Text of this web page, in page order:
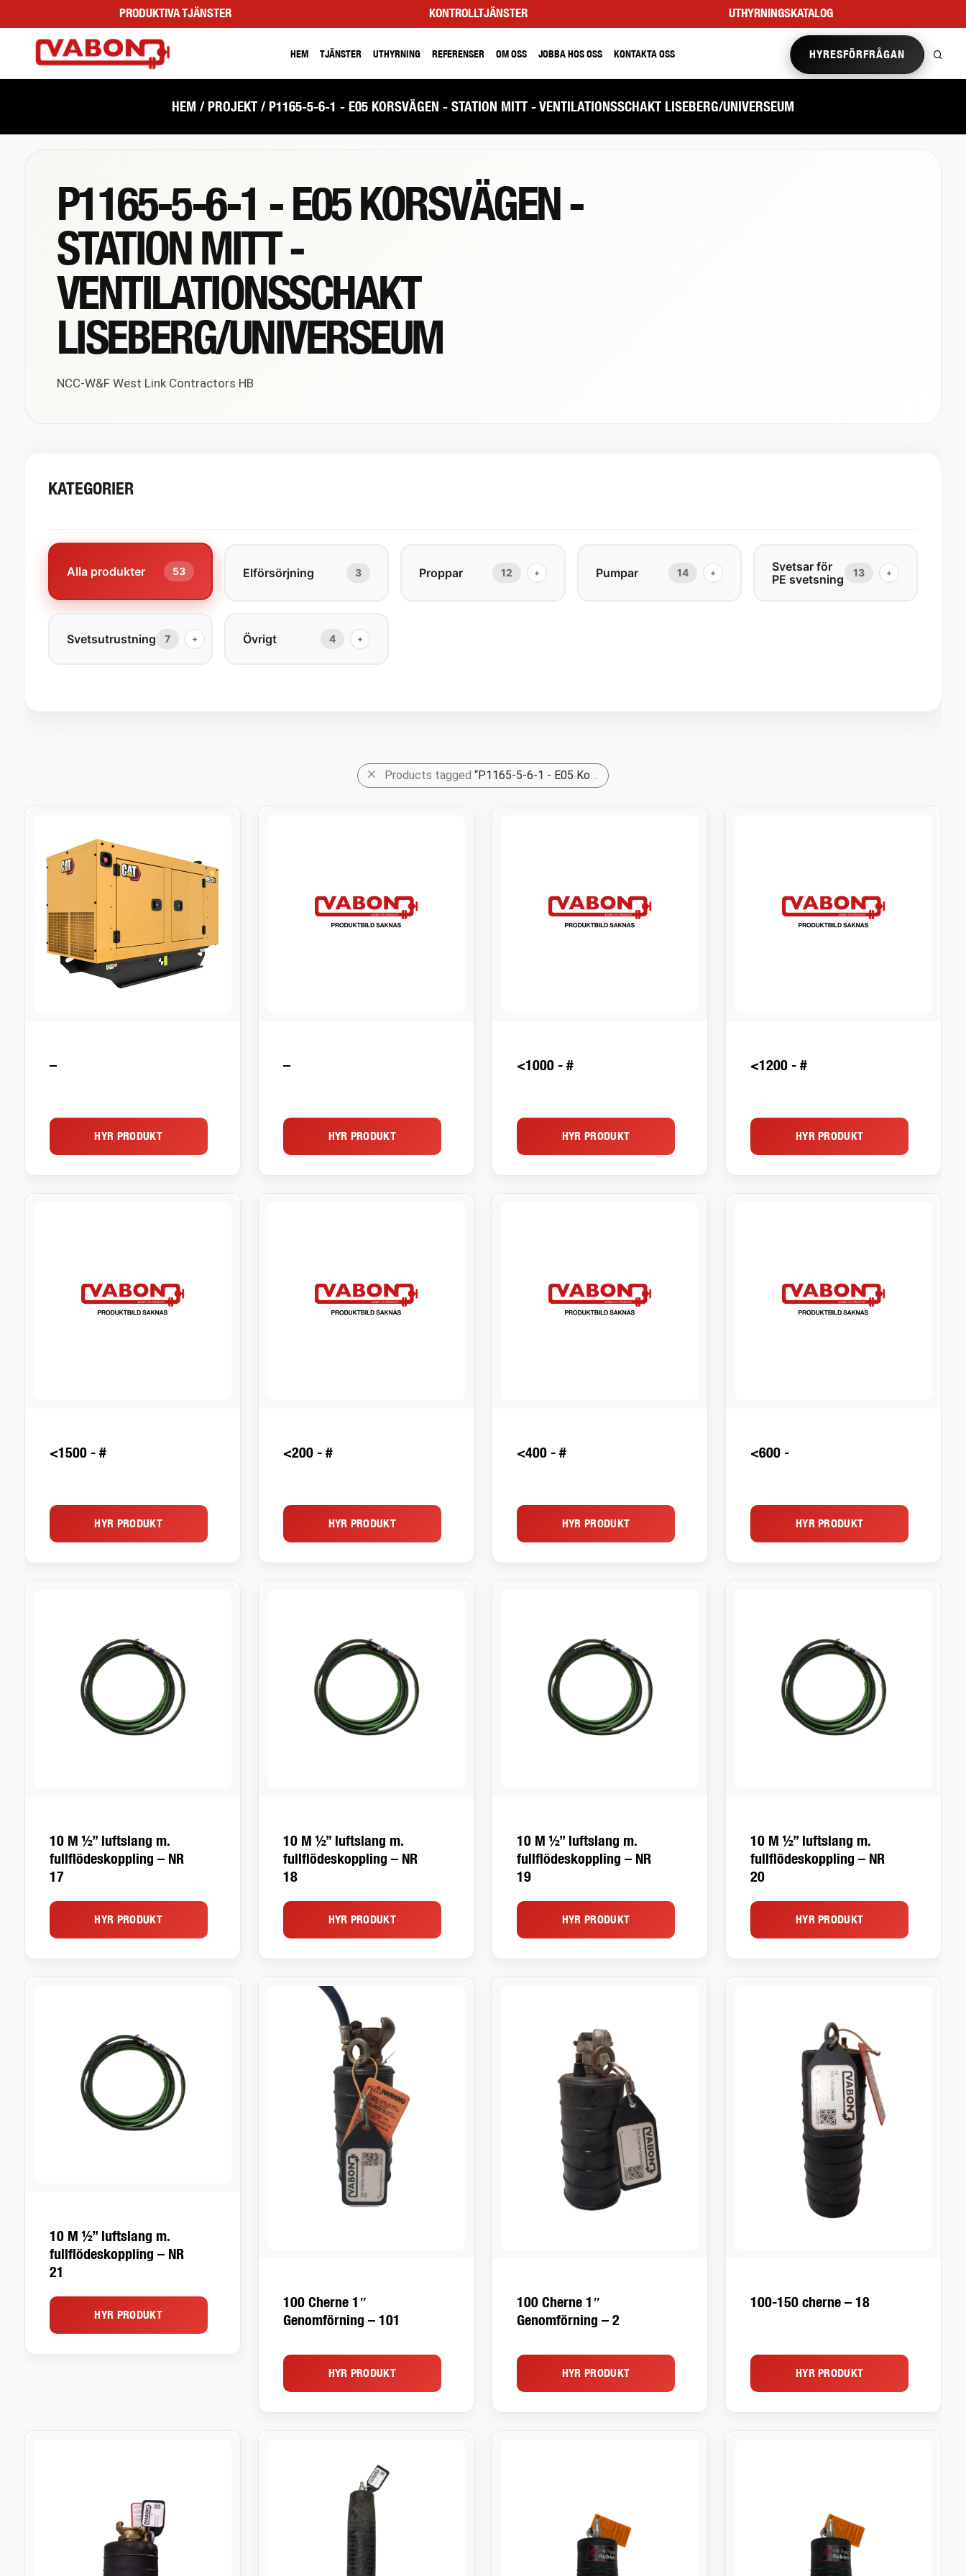
PRODUKTIVA TJÄNSTER KONTROLLTJÄNSTER UTHYRNINGSKATALOG
HEM TJÄNSTER UTHYRNING REFERENSER OM OSS JOBBA HOS OSS KONTAKTA OSS HYRESFÖRFRÅGAN
HEM / PROJEKT / P1165-5-6-1 - E05 KORSVÄGEN - STATION MITT - VENTILATIONSSCHAKT LISEBERG/UNIVERSEUM
P1165-5-6-1 - E05 KORSVÄGEN -
STATION MITT -
VENTILATIONSSCHAKT
LISEBERG/UNIVERSEUM
NCC-W&F West Link Contractors HB
KATEGORIER
Alla produkter 53 Elförsörjning 3 Proppar 12 + Pumpar 14 +
Svetsar för
PE svetsning
13 +
Svetsutrustning 7 + Övrigt 4 +
Products tagged “P1165-5-6-1 - E05 Korsvägen - Station Mitt - Ventilationsschakt Liseberg/Universeum”
–
HYR PRODUKT
–
HYR PRODUKT
<1000 - #
HYR PRODUKT
<1200 - #
HYR PRODUKT
<1500 - #
HYR PRODUKT
<200 - #
HYR PRODUKT
<400 - #
HYR PRODUKT
<600 -
HYR PRODUKT
10 M ½” luftslang m.
fullflödeskoppling – NR
17
HYR PRODUKT
10 M ½” luftslang m.
fullflödeskoppling – NR
18
HYR PRODUKT
10 M ½” luftslang m.
fullflödeskoppling – NR
19
HYR PRODUKT
10 M ½” luftslang m.
fullflödeskoppling – NR
20
HYR PRODUKT
10 M ½” luftslang m.
fullflödeskoppling – NR
21
HYR PRODUKT
100 Cherne 1″
Genomförning – 101
HYR PRODUKT
100 Cherne 1″
Genomförning – 2
HYR PRODUKT
100-150 cherne – 18
HYR PRODUKT